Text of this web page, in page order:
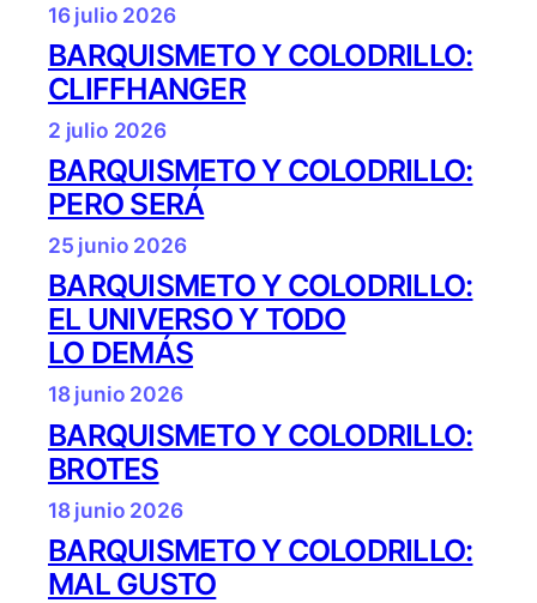
16 julio 2026
BARQUISMETO Y COLODRILLO:
CLIFFHANGER
2 julio 2026
BARQUISMETO Y COLODRILLO:
PERO SERÁ
25 junio 2026
BARQUISMETO Y COLODRILLO:
EL UNIVERSO Y TODO
LO DEMÁS
18 junio 2026
BARQUISMETO Y COLODRILLO:
BROTES
18 junio 2026
BARQUISMETO Y COLODRILLO:
MAL GUSTO